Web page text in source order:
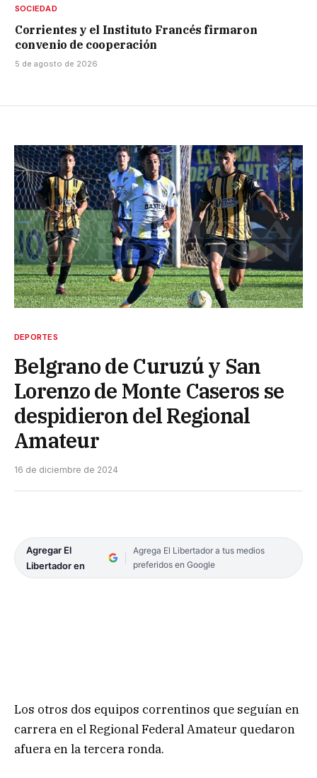
SOCIEDAD
Corrientes y el Instituto Francés firmaron
convenio de cooperación
5 de agosto de 2026
DEPORTES
Belgrano de Curuzú y San
Lorenzo de Monte Caseros se
despidieron del Regional
Amateur
16 de diciembre de 2024
Agregar El
Libertador en
Agrega El Libertador a tus medios
preferidos en Google
Los otros dos equipos correntinos que seguían en
carrera en el Regional Federal Amateur quedaron
afuera en la tercera ronda.